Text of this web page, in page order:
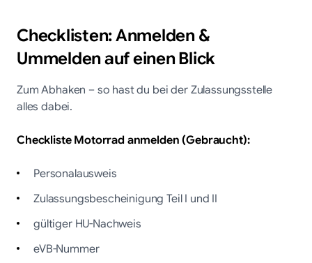
Checklisten: Anmelden &
Ummelden auf einen Blick
Zum Abhaken – so hast du bei der Zulassungsstelle
alles dabei.
Checkliste Motorrad anmelden (Gebraucht):
Personalausweis
Zulassungsbescheinigung Teil I und II
gültiger HU-Nachweis
eVB-Nummer